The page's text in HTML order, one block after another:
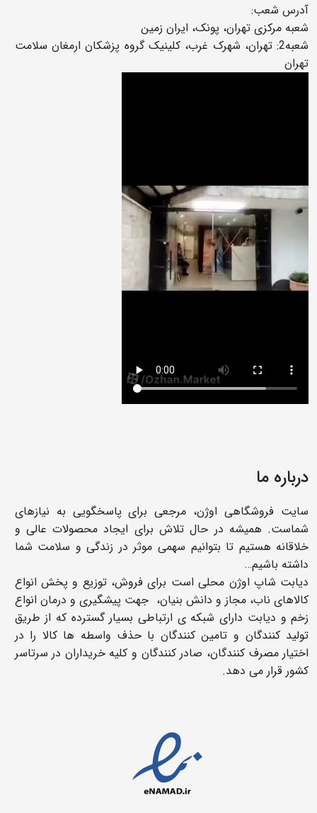
آدرس شعب:
شعبه مرکزی تهران، پونک، ایران زمین
شعبه2: تهران، شهرک غرب، کلینیک گروه پزشکان ارمغان سلامت
تهران
درباره ما
سایت فروشگاهی اوژن، مرجعی برای پاسخگویی به نیازهای
شماست. همیشه در حال تلاش برای ایجاد محصولات عالی و
خلاقانه هستیم تا بتوانیم سهمی موثر در زندگی و سلامت شما
داشته باشیم…
دیابت شاپ اوژن محلی است برای فروش، توزیع و پخش انواع
کالاهای ناب، مجاز و دانش بنیان، جهت پیشگیری و درمان انواع
زخم و دیابت دارای شبکه ی ارتباطی بسیار گسترده که از طریق
تولید کنندگان و تامین کنندگان با حذف واسطه ها کالا را در
اختیار مصرف کنندگان، صادر کنندگان و کلیه خریداران در سرتاسر
کشور قرار می دهد.